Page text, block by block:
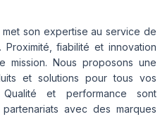
met son expertise au service de
Proximité, fiabilité et innovation
Nous proposons une
et solutions pour tous vos
Qualité et performance sont
avec des marques